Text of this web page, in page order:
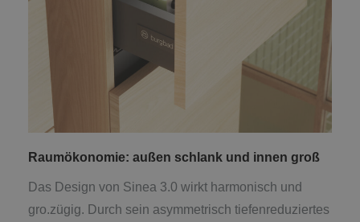
Raumökonomie: außen schlank und innen groß
Das Design von Sinea 3.0 wirkt harmonisch und
gro.zügig. Durch sein asymmetrisch tiefenreduziertes